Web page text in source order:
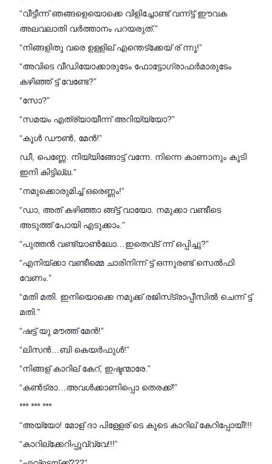
“വീട്ടീന്ന് ഞങ്ങളെയൊക്കെ വിളിച്ചോണ്ട് വന്ന്‌ട്ട് ഈവക
അലവലാതി വർത്താനം പറയരുത്.”
“നിങ്ങളിതു വരെ ഉള്ളില് എന്തെട്ക്കേയ് ര് ന്നൂ!”
“അവിടെ വീഡിയോക്കാരുടേം ഫോട്ടോഗ്രാഫർമാരുടേം
കഴിഞ്ഞ് ട്ട് വേണ്ടേ?”
“സോ?”
“സമയം എത്ര്യായീന്ന് അറിയ്യ്യോ?”
“കൂൾ ഡൗൺ, മേൻ!”
ഡീ, പെണ്ണേ. നിയ്യിങ്ങോട്ട് വന്നേ. നിന്നെ കാണാനും കൂടി
ഇനി കിട്ടില്ല.”
“നമുക്കൊരുമിച്ച് ഒരെണ്ണം!”
“ഡാ, അത് കഴിഞ്ഞാ ങ്ങ്ട്ട് വായോ. നമുക്കാ വണ്ടീടെ
അടുത്ത് പോയി എടുക്കാം.”
“പുത്തൻ വണ്ട്യാൺലോ…ഇതെവ്ട് ന്ന് ഒപ്പിച്ചു?”
“എനിയ്ക്കാ വണ്ടീമ്മെ ചാരിനിന്ന് ട്ട് ഒന്നുരണ്ട് സെൽഫി
വേണം.”
“മതി മതി. ഇനിയൊക്കെ നമുക്ക് രജിസ്‌ട്രാപ്പീസിൽ ചെന്ന് ട്ട്
മതി.”
“ഷട്ട് യു മൗത്ത് മേൻ!”
“ലിസൻ…ബി കെയർഫുൾ!”
“നിങ്ങള് കാറില് കേറ്, ഇഷ്ടന്മാരേ.”
“കൺട്രാ…അവൾക്കാണിപ്പൊ തെരക്ക്!”
*** *** ***
“അയ്യോ! മോള് ദാ പിള്ളേര് ടെ കൂടെ കാറില് കേറിപ്പോയീ!!!
“കാറില്‌ക്കേറിപ്പൂവ്വ്വേ!!!”